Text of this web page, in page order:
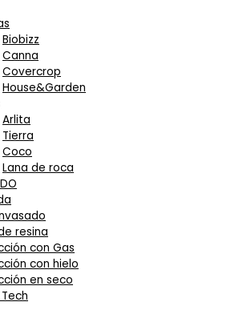
Biobizz
Canna
Covercrop
House&Garden
Arlita
Tierra
Coco
Lana de roca
resina
con Gas
con hielo
en seco